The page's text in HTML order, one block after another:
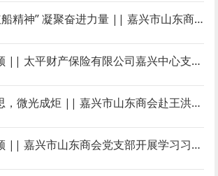
联学 “红船精神” 凝聚奋进力量 || 嘉兴市山东商会党支部、金华商会党支部与浙江嘉康电子党委联合开展主题党课
党建引领 || 太平财产保险有限公司嘉兴中心支公司党支部与嘉兴市山东商会党支部开展合作共建活动
清明追思，微光成炬 || 嘉兴市山东商会赴王洪合革命事迹陈馆开展清明缅怀先烈活动
党建引领 || 嘉兴市山东商会党支部开展学习习近平总书记在民营企业座谈会上的重要讲话精神，传达嘉兴市两会精神